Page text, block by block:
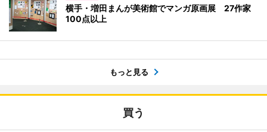
横手・増田まんが美術館でマンガ原画展 27作家
100点以上
もっと見る
買う